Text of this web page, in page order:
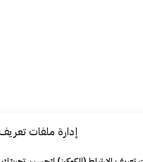
إدارة ملفات تعريف الارتباط